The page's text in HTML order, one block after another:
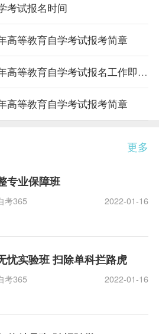
考试报名时间
高等教育自学考试报考简章
辽宁省2026年上半年高等教育自学考试报名工作即将开始
高等教育自学考试报考简章
更多
专业保障班
考365 2022-01-16
忧实验班 扫除单科拦路虎
考365 2022-01-16